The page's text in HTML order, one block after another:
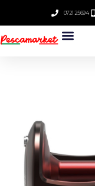
0721 25694